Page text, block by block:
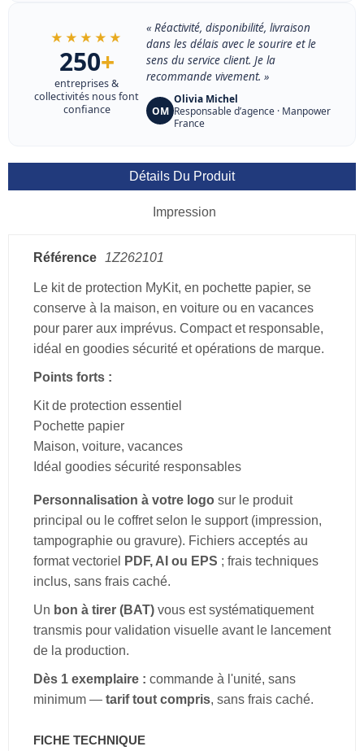
★★★★★
250+
entreprises &
collectivités nous font
confiance
« Réactivité, disponibilité, livraison
dans les délais avec le sourire et le
sens du service client. Je la
recommande vivement. »
OM
Olivia Michel
Responsable d’agence · Manpower
France
Détails Du Produit
Impression
Référence 1Z262101
Le kit de protection MyKit, en pochette papier, se
conserve à la maison, en voiture ou en vacances
pour parer aux imprévus. Compact et responsable,
idéal en goodies sécurité et opérations de marque.
Points forts :
Kit de protection essentiel
Pochette papier
Maison, voiture, vacances
Idéal goodies sécurité responsables
Personnalisation à votre logo sur le produit
principal ou le coffret selon le support (impression,
tampographie ou gravure). Fichiers acceptés au
format vectoriel
PDF, AI ou EPS ; frais techniques
inclus, sans frais caché.
Un bon à tirer (BAT) vous est systématiquement
transmis pour validation visuelle avant le lancement
de la production.
Dès 1 exemplaire : commande à l'unité, sans
minimum — tarif tout compris, sans frais caché.
FICHE TECHNIQUE